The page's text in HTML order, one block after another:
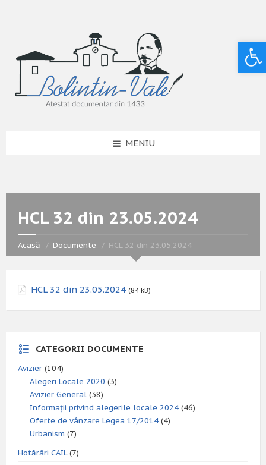
MENIU
HCL 32 din 23.05.2024
Acasă Documente HCL 32 din 23.05.2024
HCL 32 din 23.05.2024 (84 kB)
CATEGORII DOCUMENTE
Avizier (104)
Alegeri Locale 2020 (3)
Avizier General (38)
Informații privind alegerile locale 2024 (46)
Oferte de vânzare Legea 17/2014 (4)
Urbanism (7)
Hotărâri CAIL(7)
Deschide bara de unelte